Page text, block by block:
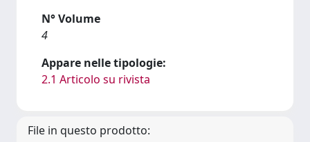
N° Volume
4
Appare nelle tipologie:
2.1 Articolo su rivista
File in questo prodotto: